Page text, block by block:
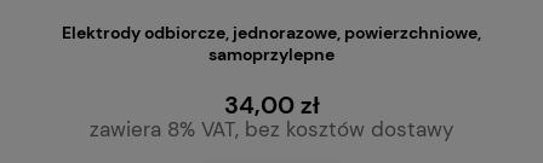
Elektrody odbiorcze, jednorazowe, powierzchniowe,
samoprzylepne
34,00 zł
zawiera 8% VAT, bez kosztów dostawy